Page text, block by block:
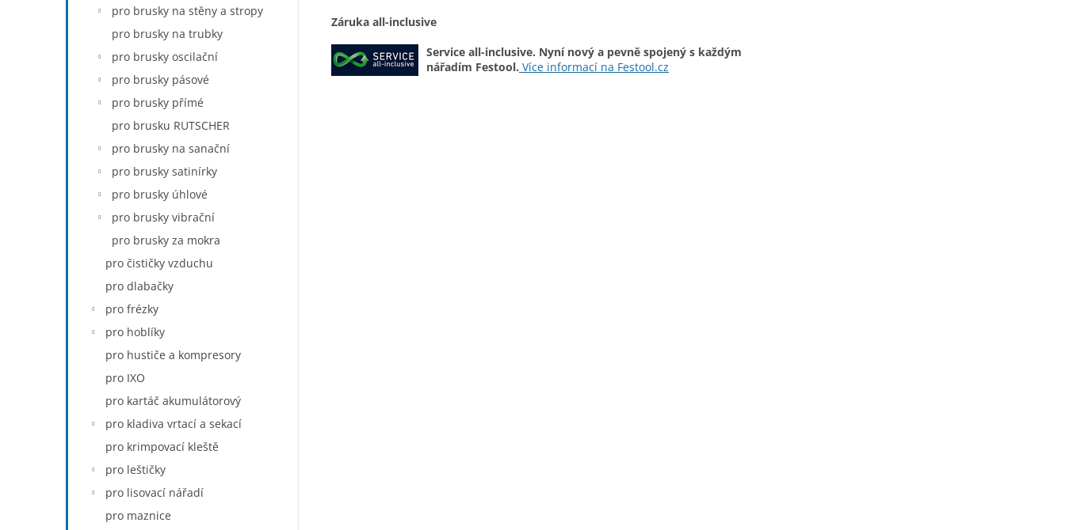
pro brusky na stěny a stropy
pro brusky na trubky
pro brusky oscilační
pro brusky pásové
pro brusky přímé
pro brusku RUTSCHER
pro brusky na sanační
pro brusky satinírky
pro brusky úhlové
pro brusky vibrační
pro brusky za mokra
pro čističky vzduchu
pro dlabačky
pro frézky
pro hoblíky
pro hustiče a kompresory
pro IXO
pro kartáč akumulátorový
pro kladiva vrtací a sekací
pro krimpovací kleště
pro leštičky
pro lisovací nářadí
pro maznice
Záruka all-inclusive
Service all-inclusive. Nyní nový a pevně spojený s každým
nářadím Festool. Více informací na Festool.cz